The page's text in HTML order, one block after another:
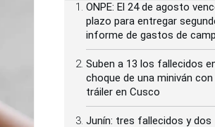
ONPE: El 24 de agosto
plazo para entregar
informe de gastos de
Suben a 13 los fallecidos
choque de una miniván con
tráiler en Cusco
Junín: tres fallecidos y dos